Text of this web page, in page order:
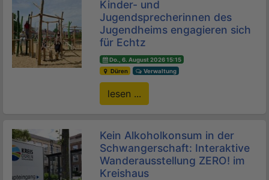
Kinder- und
Jugendsprecherinnen des
Jugendheims engagieren sich
für Echtz
Do., 6. August 2026 15:15
Düren
Verwaltung
lesen ...
Kein Alkoholkonsum in der
Schwangerschaft: Interaktive
Wanderausstellung ZERO! im
Kreishaus